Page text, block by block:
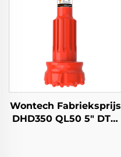
ontploffingen
Wontech Fabrieksprijs
DHD350 QL50 5" DTH